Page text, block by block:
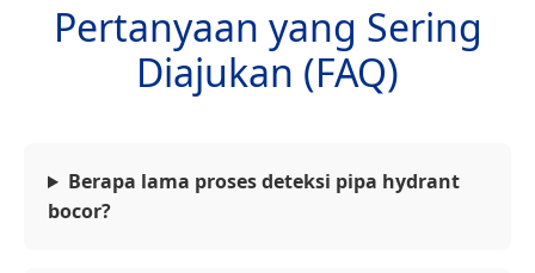
Pertanyaan yang Sering
Diajukan (FAQ)
Berapa lama proses deteksi pipa hydrant
bocor?